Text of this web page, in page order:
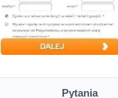
Pytania